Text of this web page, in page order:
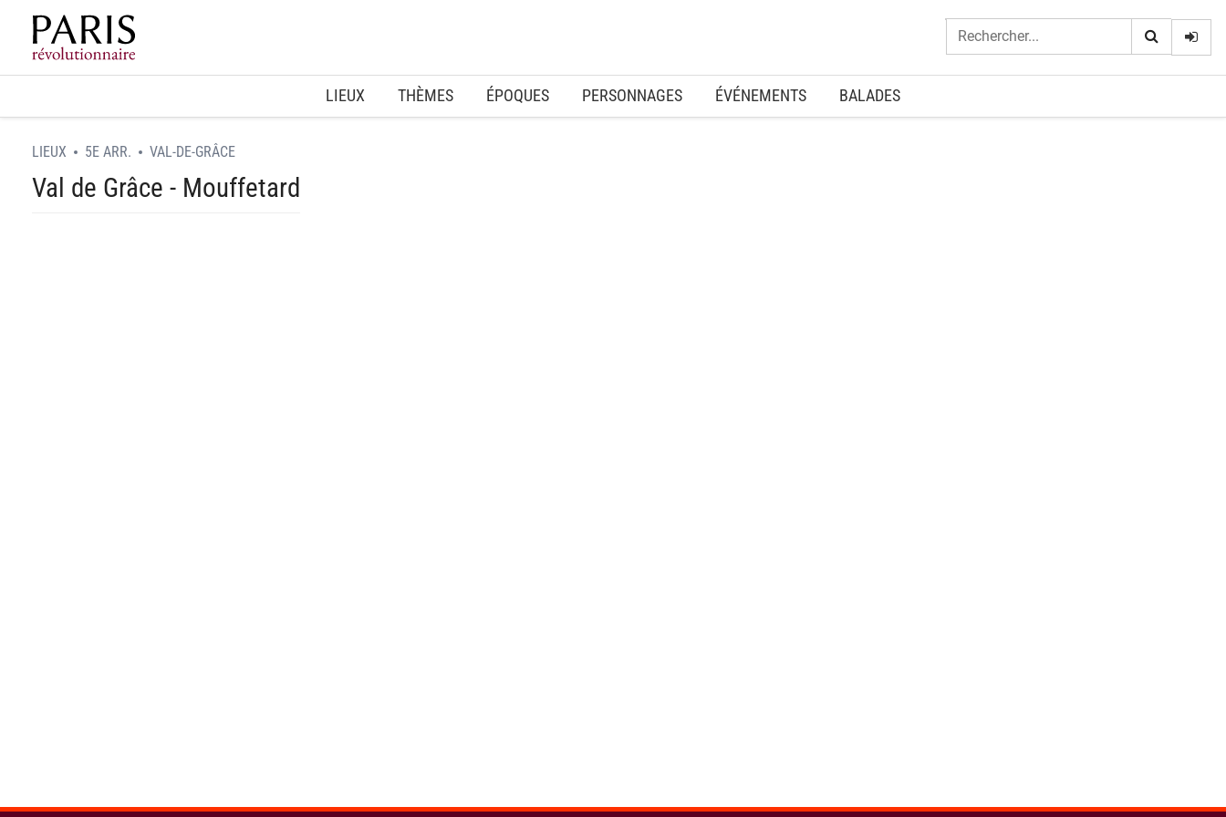
Home
LIEUX THÈMES ÉPOQUES PERSONNAGES ÉVÉNEMENTS BALADES
LIEUX 5E ARR. VAL-DE-GRÂCE
Val de Grâce - Mouffetard